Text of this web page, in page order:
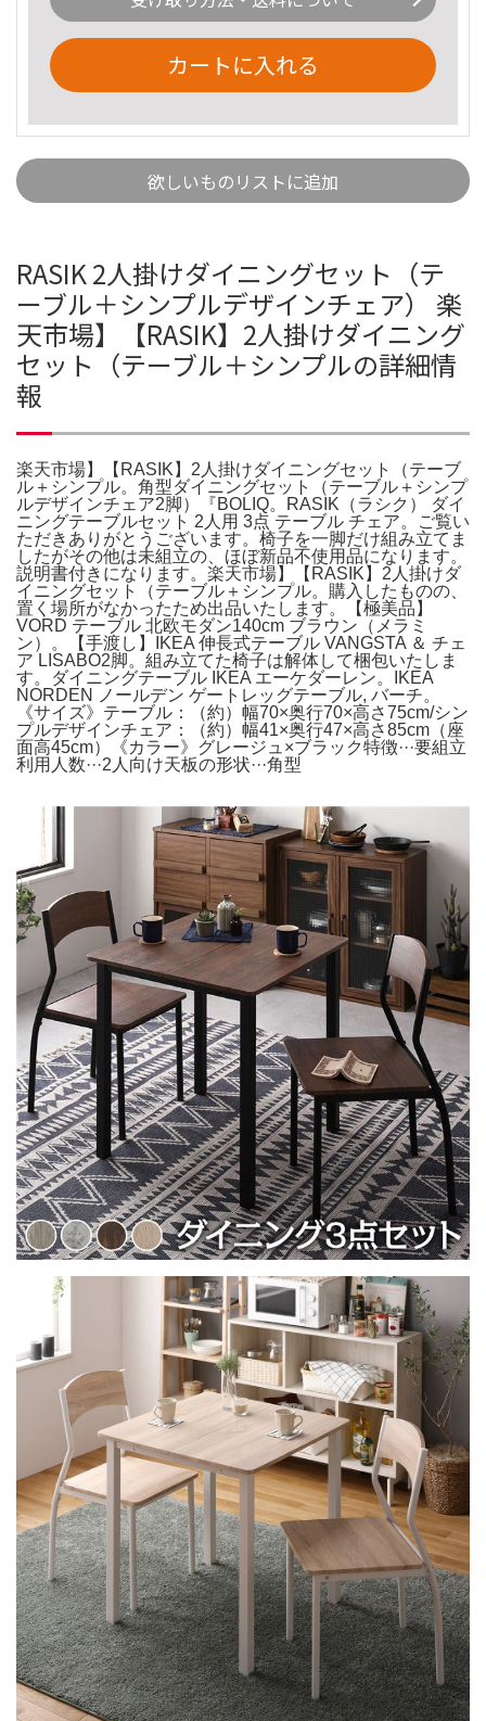
カートに入れる
欲しいものリストに追加
RASIK 2人掛けダイニングセット（テ
ーブル＋シンプルデザインチェア） 楽
天市場】【RASIK】2人掛けダイニング
セット（テーブル＋シンプルの詳細情
報
楽天市場】【RASIK】2人掛けダイニングセット（テーブ
ル＋シンプル。角型ダイニングセット（テーブル＋シンプ
ルデザインチェア2脚）『BOLIQ。RASIK（ラシク） ダイ
ニングテーブルセット 2人用 3点 テーブル チェア。ご覧い
ただきありがとうございます。椅子を一脚だけ組み立てま
したがその他は未組立の、ほぼ新品不使用品になります。
説明書付きになります。楽天市場】【RASIK】2人掛けダ
イニングセット（テーブル＋シンプル。購入したものの、
置く場所がなかったため出品いたします。【極美品】
VORD テーブル 北欧モダン140cm ブラウン（メラミ
ン）。【手渡し】IKEA 伸長式テーブル VANGSTA ＆ チェ
ア LISABO2脚。組み立てた椅子は解体して梱包いたしま
す。ダイニングテーブル IKEA エーケダーレン。IKEA
NORDEN ノールデン ゲートレッグテーブル, バーチ。
《サイズ》テーブル：（約）幅70×奥行70×高さ75cm/シン
プルデザインチェア：（約）幅41×奥行47×高さ85cm（座
面高45cm）《カラー》グレージュ×ブラック特徴···要組立
利用人数···2人向け天板の形状···角型